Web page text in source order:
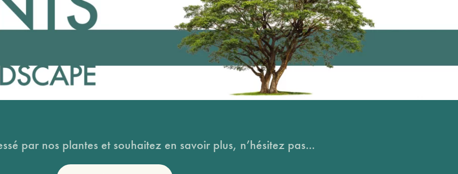
par nos plantes et souhaitez en savoir plus, n’hésitez pas...